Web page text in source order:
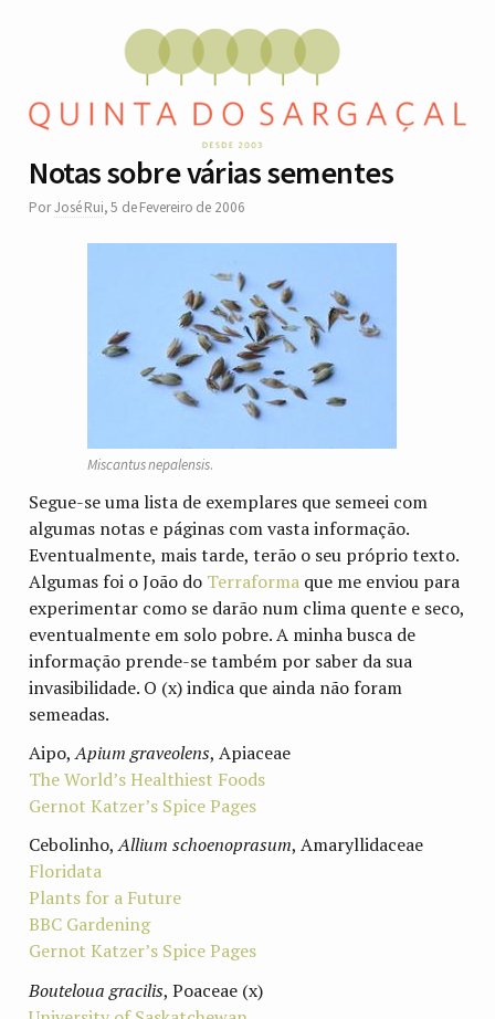
Notas sobre várias sementes
PorJosé Rui,5 de Fevereiro de 2006
Miscantus nepalensis.
Segue-se uma lista de exemplares que semeei com
algumas notas e páginas com vasta informação.
Eventualmente, mais tarde, terão o seu próprio texto.
Algumas foi o João do Terraforma que me enviou para
experimentar como se darão num clima quente e seco,
eventualmente em solo pobre. A minha busca de
informação prende-se também por saber da sua
invasibilidade. O (x) indica que ainda não foram
semeadas.
Aipo,Apium graveolens, Apiaceae
The World’s Healthiest Foods
Gernot Katzer’s Spice Pages
Cebolinho,Allium schoenoprasum, Amaryllidaceae
Floridata
Plants for a Future
BBC Gardening
Gernot Katzer’s Spice Pages
Bouteloua gracilis, Poaceae (x)